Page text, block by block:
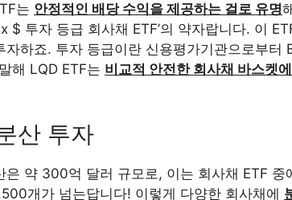
는 안정적인 배당 수익을 제공하는 걸로 유명
$ 투자 등급 회사채 ETF’의 약자랍니다. 이
자하죠. 투자 등급이란 신용평가기관으로부터
해 LQD ETF는 비교적 안전한 회사채 바스켓
산 투자
은 약 300억 달러 규모로, 이는 회사채 ETF 중
개가 넘는답니다! 이렇게 다양한 회사채에